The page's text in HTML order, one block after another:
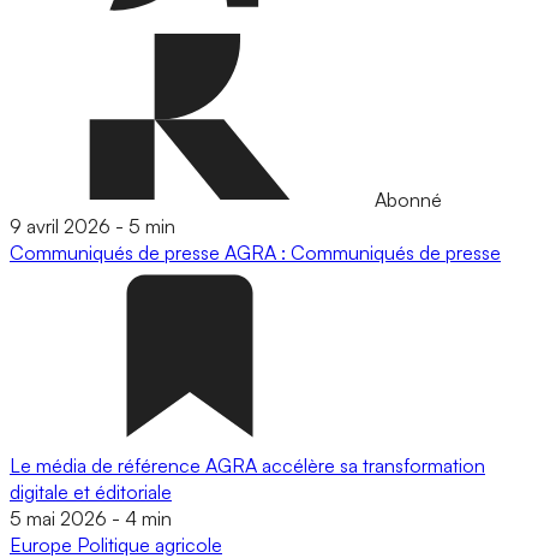
Abonné
9 avril 2026 - 5 min
Communiqués de presse AGRA : Communiqués de presse
Le média de référence AGRA accélère sa transformation
digitale et éditoriale
5 mai 2026 - 4 min
Europe Politique agricole